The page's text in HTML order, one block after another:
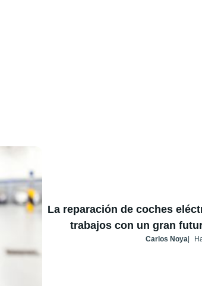
La reparación de coches
trabajos con un gran
Carlos Noya